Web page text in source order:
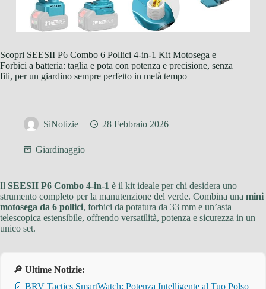
Scopri SEESII P6 Combo 6 Pollici 4-in-1 Kit Motosega e
Forbici a batteria: taglia e pota con potenza e precisione, senza
fili, per un giardino sempre perfetto in metà tempo
SiNotizie 28 Febbraio 2026
Giardinaggio
Il SEESII P6 Combo 4-in-1 è il kit ideale per chi desidera uno
strumento completo per la manutenzione del verde. Combina una mini
motosega da 6 pollici, forbici da potatura da 33 mm e un’asta
telescopica estensibile, offrendo versatilità, potenza e sicurezza in un
unico set.
🔎 Ultime Notizie:
📄 BRV Tactics SmartWatch: Potenza Intelligente al Tuo Polso